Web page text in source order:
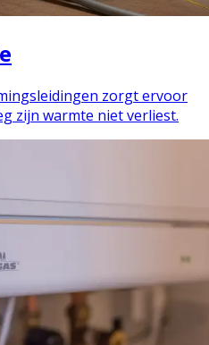
zorgt ervoor
zijn warmte niet verliest.